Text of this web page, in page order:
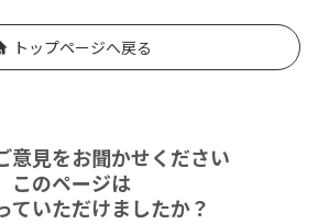
トップページへ戻る
意見をお聞かせください
このページは
ていただけましたか？